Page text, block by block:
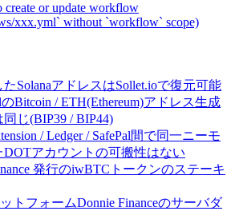
create or update workflow
xxx.yml` without `workflow` scope)
たSolanaアドレスはSollet.ioで復元可能
のBitcoin / ETH(Ethereum)アドレス生成
じ(BIP39 / BIP44)
/ Ledger / SafePal間で同一ニーモ
DOTアカウントの可搬性はない
発行のiwBTCトークンのステーキ
トフォームDonnie Financeのサーバダ